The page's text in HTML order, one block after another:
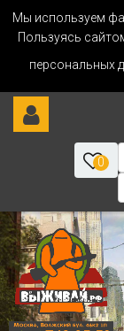
Мы используем
Пользуясь
персональных
0